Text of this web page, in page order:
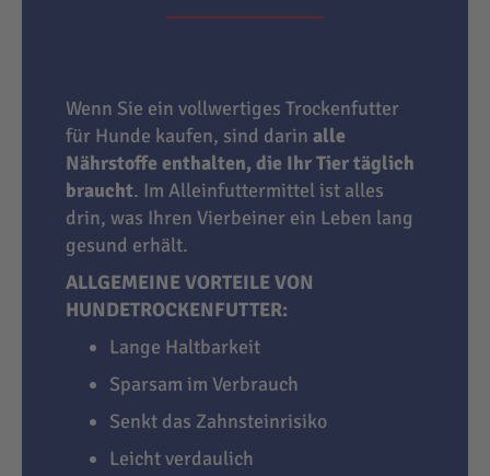
Wenn Sie ein vollwertiges Trockenfutter
für Hunde kaufen, sind darin alle
Nährstoffe enthalten, die Ihr Tier täglich
braucht. Im Alleinfuttermittel ist alles
drin, was Ihren Vierbeiner ein Leben lang
gesund erhält.
ALLGEMEINE VORTEILE VON
HUNDETROCKENFUTTER:
Lange Haltbarkeit
Sparsam im Verbrauch
Senkt das Zahnsteinrisiko
Leicht verdaulich